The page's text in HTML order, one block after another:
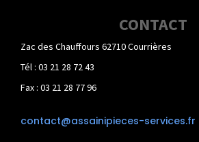
CONTACT
Zac des Chauffours 62710 Courrières
Tél : 03 21 28 72 43
Fax : 03 21 28 77 96
contact@assainipieces-services.fr